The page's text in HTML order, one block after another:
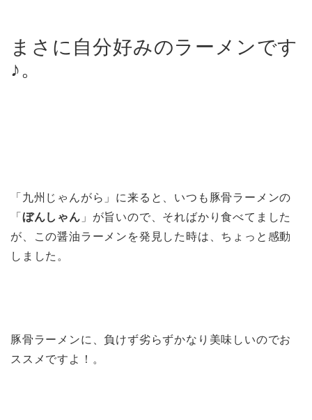
まさに自分好みのラーメンです
♪。
「九州じゃんがら」に来ると、いつも豚骨ラーメンの
「 ぼんしゃん 」が旨いので、そればかり食べてました
が、この醤油ラーメンを発見した時は、ちょっと感動
しました。
豚骨ラーメンに、負けず劣らずかなり美味しいのでお
ススメですよ！。